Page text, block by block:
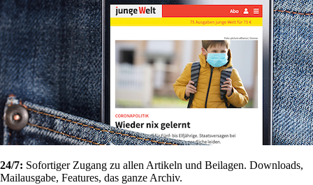
24/7: Sofortiger Zugang zu allen Artikeln und Beilagen. Downloads,
Mailausgabe, Features, das ganze Archiv.